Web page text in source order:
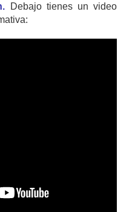
Debajo tienes un video